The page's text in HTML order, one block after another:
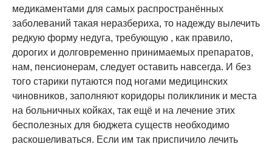
медикаментами для самых распространённых
заболеваний такая неразбериха, то надежду вылечить
редкую форму недуга, требующую , как правило,
дорогих и долговременно принимаемых препаратов,
нам, пенсионерам, следует оставить навсегда. И без
того старики путаются под ногами медицинских
чиновников, заполняют коридоры поликлиник и места
на больничных койках, так ещё и на лечение этих
бесполезных для бюджета существ необходимо
раскошеливаться. Если им так приспичило лечить